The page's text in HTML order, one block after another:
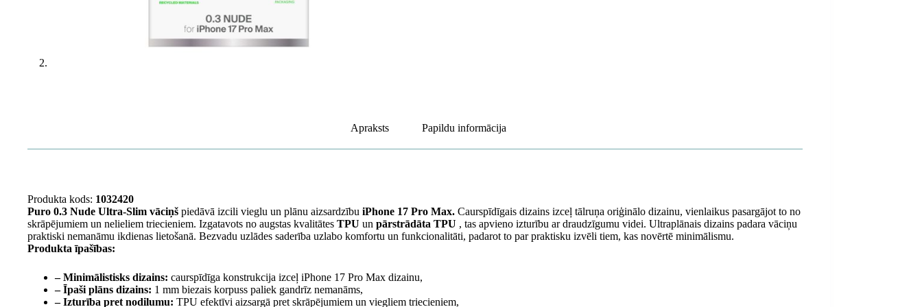
Apraksts Papildu informācija
Produkta kods: 1032420
Puro 0.3 Nude Ultra-Slim vāciņš piedāvā izcili vieglu un plānu aizsardzību iPhone 17 Pro Max. Caurspīdīgais dizains izceļ tālruņa oriģinālo dizainu, vienlaikus pasargājot to no
skrāpējumiem un nelieliem triecieniem. Izgatavots no augstas kvalitātes TPU un pārstrādāta TPU , tas apvieno izturību ar draudzīgumu videi. Ultraplānais dizains padara vāciņu
praktiski nemanāmu ikdienas lietošanā. Bezvadu uzlādes saderība uzlabo komfortu un funkcionalitāti, padarot to par praktisku izvēli tiem, kas novērtē minimālismu.
Produkta īpašības:
– Minimālistisks dizains: caurspīdīga konstrukcija izceļ iPhone 17 Pro Max dizainu,
– Īpaši plāns dizains: 1 mm biezais korpuss paliek gandrīz nemanāms,
– Izturība pret nodilumu: TPU efektīvi aizsargā pret skrāpējumiem un viegliem triecieniem,